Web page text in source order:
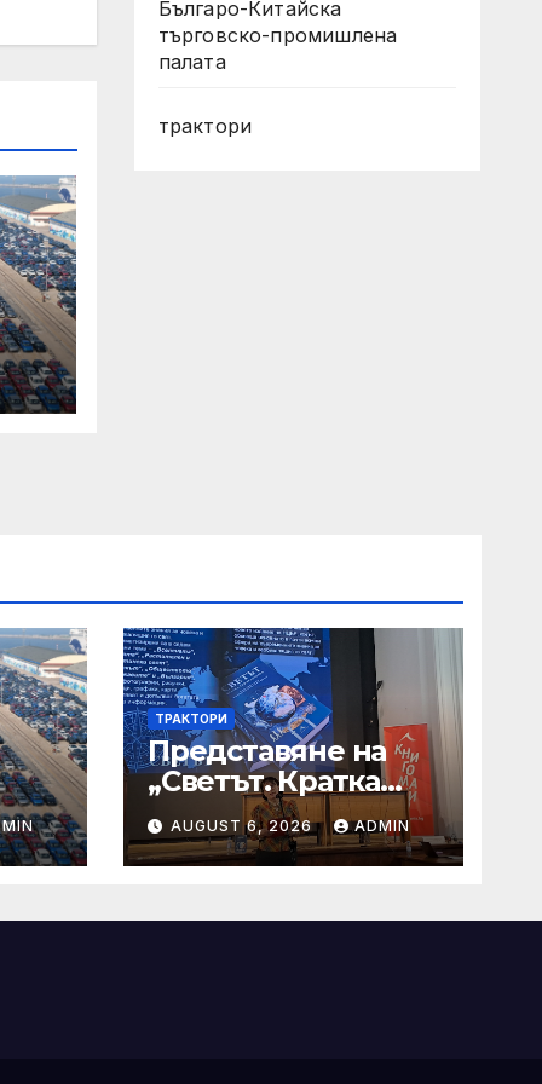
Българо-Китайска
търговско-промишлена
палата
трактори
ТРАКТОРИ
Представяне на
„Светът. Кратка
енциклопедия“
AUGUST 6, 2026 ADMIN